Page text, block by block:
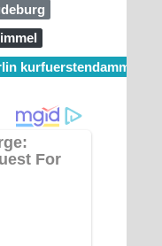
kurfuerstendamm